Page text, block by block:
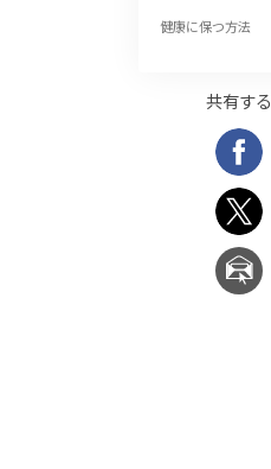
健康に保つ方法
共有する